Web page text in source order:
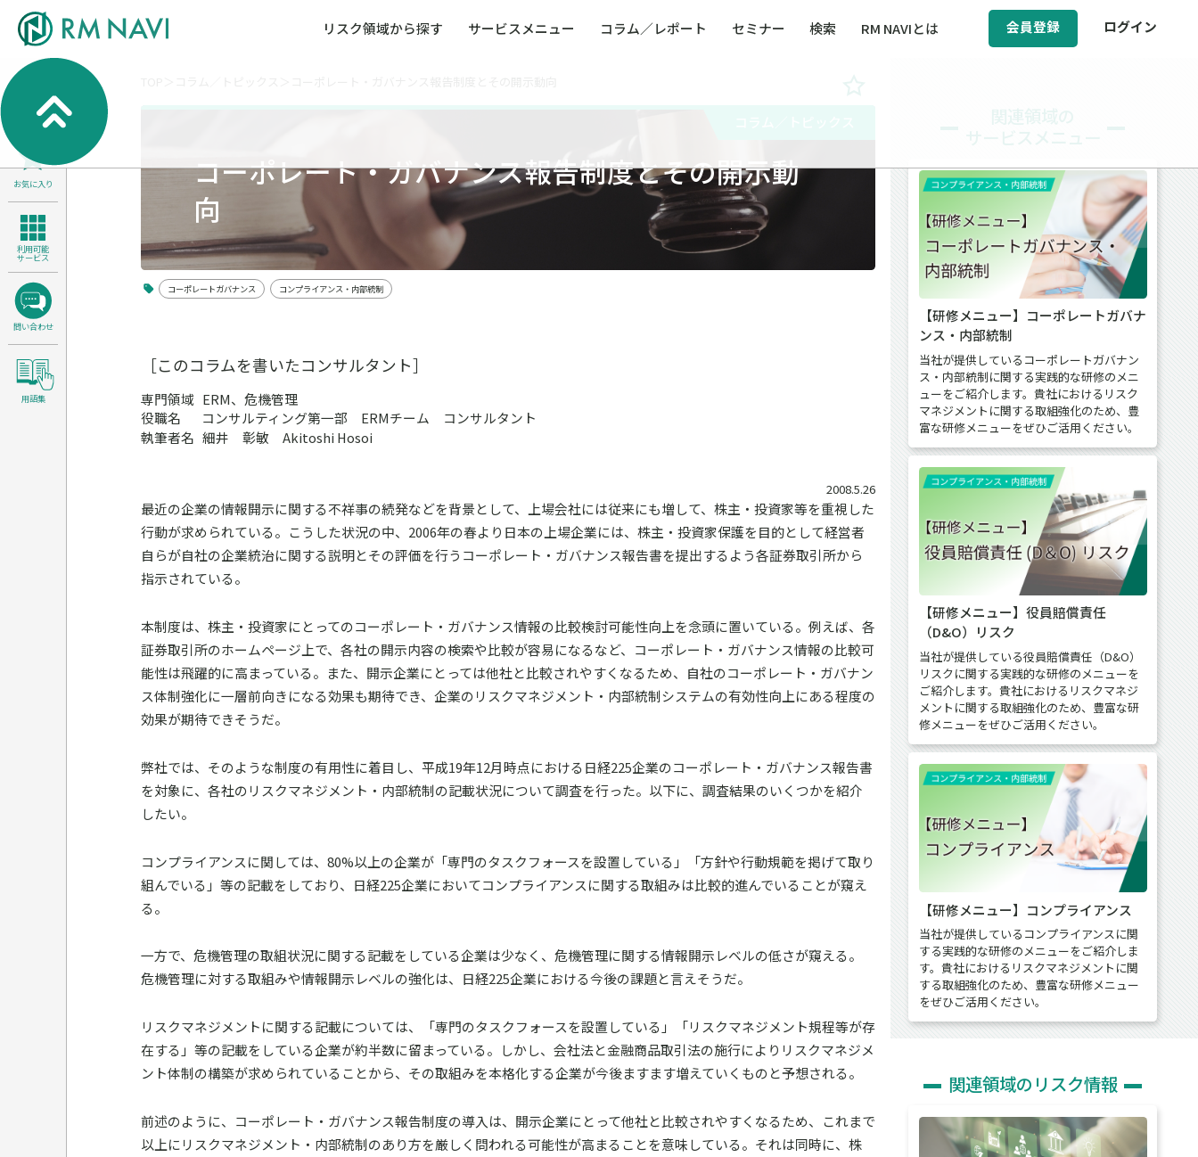
リスク領域から探す サービスメニュー コラム／レポート セミナー 検索 RM NAVIとは 会員登録 ログイン
BCP／BCM（事業継続マネジメント）
サステナビリティ経営支援
人権・人的資本課題解決支援
安全文化醸成／労働安全衛生
医療／介護／障害福祉／子ども・児童福祉等
全社的リスク管理（ERM）
危機管理
製品安全・食品安全
コンプライアンス・内部統制 海外
検索
お気に入り
利用可能
サービス
問い合わせ
用語集
コーポレート・ガバナンス報告制度とその開示動
向
コーポレートガバナンス コンプライアンス・内部統制
［このコラムを書いたコンサルタント］
専門領域 ERM、危機管理
役職名
コンサルティング第一部 ERMチーム コンサルタント
執筆者名 細井 彰敏 Akitoshi Hosoi
2008.5.26
最近の企業の情報開示に関する不祥事の続発などを背景として、上場会社には従来にも増して、株主・投資家等を重視した
行動が求められている。こうした状況の中、2006年の春より日本の上場企業には、株主・投資家保護を目的として経営者
自らが自社の企業統治に関する説明とその評価を行うコーポレート・ガバナンス報告書を提出するよう各証券取引所から
指示されている。
本制度は、株主・投資家にとってのコーポレート・ガバナンス情報の比較検討可能性向上を念頭に置いている。例えば、各
証券取引所のホームページ上で、各社の開示内容の検索や比較が容易になるなど、コーポレート・ガバナンス情報の比較可
能性は飛躍的に高まっている。また、開示企業にとっては他社と比較されやすくなるため、自社のコーポレート・ガバナン
ス体制強化に一層前向きになる効果も期待でき、企業のリスクマネジメント・内部統制システムの有効性向上にある程度の
効果が期待できそうだ。
弊社では、そのような制度の有用性に着目し、平成19年12月時点における日経225企業のコーポレート・ガバナンス報告書
を対象に、各社のリスクマネジメント・内部統制の記載状況について調査を行った。以下に、調査結果のいくつかを紹介
したい。
コンプライアンスに関しては、80%以上の企業が「専門のタスクフォースを設置している」「方針や行動規範を掲げて取り
組んでいる」等の記載をしており、日経225企業においてコンプライアンスに関する取組みは比較的進んでいることが窺え
る。
一方で、危機管理の取組状況に関する記載をしている企業は少なく、危機管理に関する情報開示レベルの低さが窺える。
危機管理に対する取組みや情報開示レベルの強化は、日経225企業における今後の課題と言えそうだ。
リスクマネジメントに関する記載については、「専門のタスクフォースを設置している」「リスクマネジメント規程等が存
在する」等の記載をしている企業が約半数に留まっている。しかし、会社法と金融商品取引法の施行によりリスクマネジメ
ント体制の構築が求められていることから、その取組みを本格化する企業が今後ますます増えていくものと予想される。
前述のように、コーポレート・ガバナンス報告制度の導入は、開示企業にとって他社と比較されやすくなるため、これまで
以上にリスクマネジメント・内部統制のあり方を厳しく問われる可能性が高まることを意味している。それは同時に、株
【研修メニュー】コーポレートガバナ
ンス・内部統制
当社が提供しているコーポレートガバナン
ス・内部統制に関する実践的な研修のメニ
ューをご紹介します。貴社におけるリスク
マネジメントに関する取組強化のため、豊
富な研修メニューをぜひご活用ください。
【研修メニュー】役員賠償責任
（D&O）リスク
当社が提供している役員賠償責任（D&O）
リスクに関する実践的な研修のメニューを
ご紹介します。貴社におけるリスクマネジ
メントに関する取組強化のため、豊富な研
修メニューをぜひご活用ください。
【研修メニュー】コンプライアンス
当社が提供しているコンプライアンスに関
する実践的な研修のメニューをご紹介しま
す。貴社におけるリスクマネジメントに関
する取組強化のため、豊富な研修メニュー
をぜひご活用ください。
関連領域のリスク情報